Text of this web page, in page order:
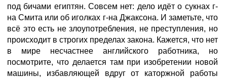
под бичами египтян. Совсем нет: дело идёт о сукнах г-
на Смита или об иголках г-на Джаксона. И заметьте, что
всё это есть не злоупотребления, не преступления, но
происходит в строгих пределах закона. Кажется, что нет
в мире несчастнее английского работника, но
посмотрите, что делается там при изобретении новой
машины, избавляющей вдруг от каторжной работы